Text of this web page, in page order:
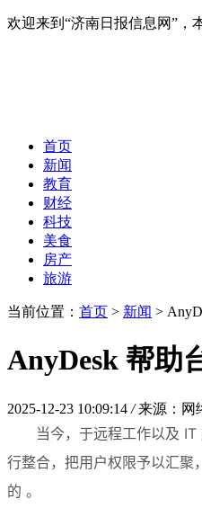
欢迎来到“济南日报信息网”，
首页
新闻
教育
财经
科技
美食
房产
旅游
当前位置： 首页 > 新闻 >
AnyDesk 帮助
2025-12-23 10:09:14 / 来源：网
当今，于远程工作以及
行整合，把用户权限予以汇聚
的 。